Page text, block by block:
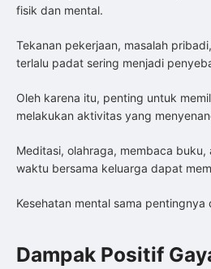
fisik dan mental.
Tekanan pekerjaan, masalah
terlalu padat sering menjadi
Oleh karena itu, penting untuk
melakukan aktivitas yang
Meditasi, olahraga, membaca buku,
waktu bersama keluarga dapat
Kesehatan mental sama
Dampak Positif